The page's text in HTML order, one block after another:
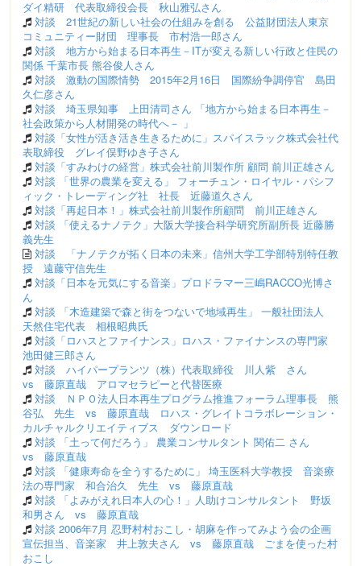
ダイ精研 代表取締役会長 秋山雅弘さん
対談 21世紀の新しい社会の仕組みを創る 公益財団法人東京
コミュニティー財団 理事長 市村浩一郎さん
対談 地方から始まる日本再生－ITが変える新しい行政と住民の
関係 千葉市長 熊谷俊人さん
対談 激動の国際情勢 2015年2月16日 国際紛争調停官 島田
久仁彦さん
対談 埼玉県知事 上田清司さん 「地方から始まる日本再生－
社会政策から人材開発の時代へ－ 」
対談「女性が活き活き生きるために」スパイスラック株式会社代
表取締役 グレイ俣野ゆき子さん
対談「すみわけの経営」株式会社前川製作所 顧問 前川正雄さん
対談 「世界の農業を変える」 フォーチュン・ロイヤル・パシフ
ィック・トレーディング社 社長 近藤道久さん
対談「再起日本！」株式会社前川製作所顧問 前川正雄さん
対談 「使えるナノテク」大阪大学接合科学研究所副所長 近藤勝
義先生
対談 「ナノテクが拓く日本の未来」信州大学工学部特別特任教
授 遠藤守信先生
対談「日本を元気にする音楽」プロドラマー三嶋RACCO光博さ
ん
対談 「木造建築で森と街をつないで地域再生」 一般社団法人
天然住宅代表 相根昭典氏
対談「ロハスとファイナンス」ロハス・ファイナンスの専門家
池田健三郎さん
対談 ハイパープランツ（株）代表取締役 川人紫 さん
vs 藤原直哉 アロマセラピーと代替医療
対談 ＮＰＯ法人日本再生プログラム推進フォーラム理事長 熊
谷弘 先生 vs 藤原直哉 ロハス・グレイトコラボレーション・
カルチャルクリエイティブス ダウンロード
対談 「土って何だろう」 農業コンサルタント 関佑二 さん
vs 藤原直哉
対談 「健康寿命を全うするために」 埼玉医科大学教授 音楽療
法の専門家 和合治久 先生 vs 藤原直哉
対談 「よみがえれ日本人の心！」人助けコンサルタント 野坂
和男さん vs 藤原直哉
対談 2006年7月 忍野村村おこし・胡麻を作ってみよう会の企画
宣伝担当、音楽家 井上敦夫さん vs 藤原直哉 ごまを使った村
おこし